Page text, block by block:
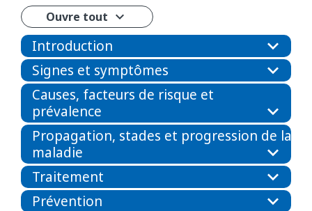
Ouvre tout
Introduction
Signes et symptômes
Causes, facteurs de risque et
prévalence
Propagation, stades et progression de la
maladie
Traitement
Prévention